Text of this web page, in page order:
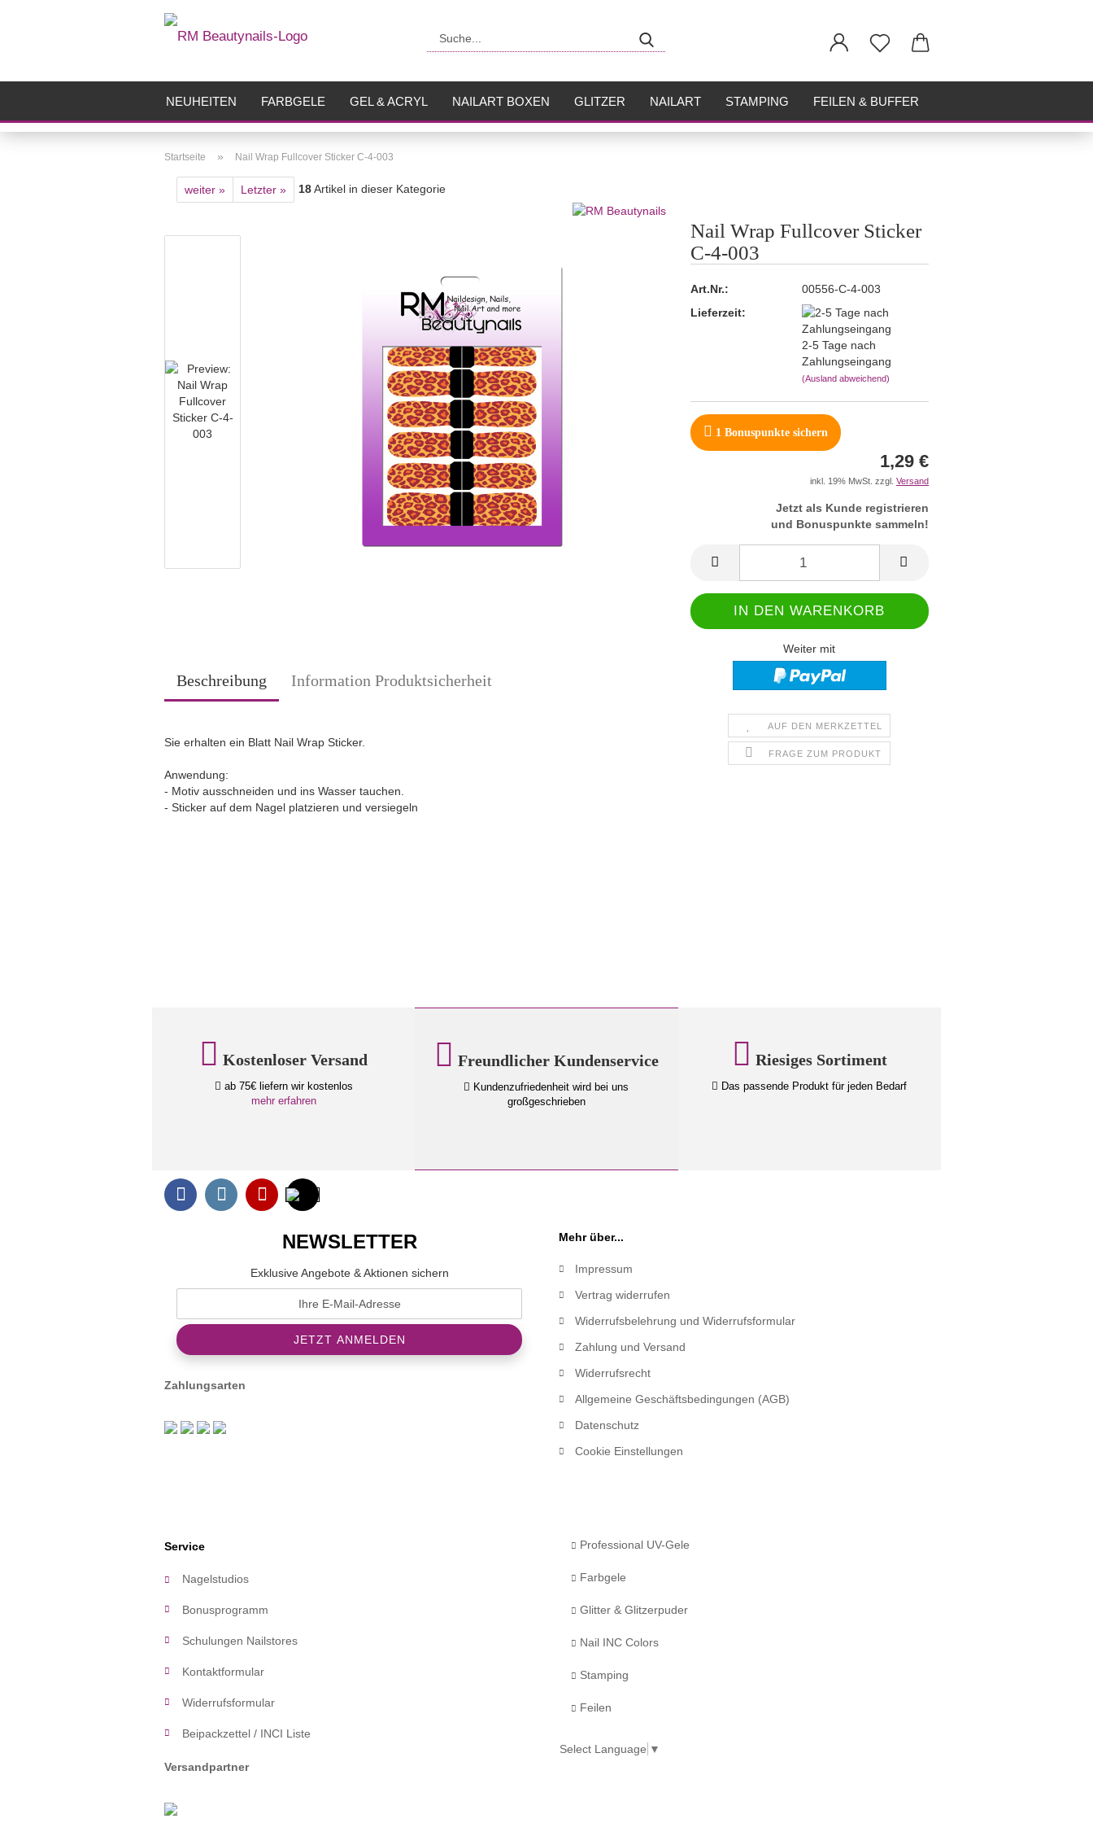
NEUHEITEN FARBGELE GEL & ACRYL NAILART BOXEN GLITZER NAILART STAMPING FEILEN & BUFFER
Startseite » Nail Wrap Fullcover Sticker C-4-003
weiter » Letzter » 18Artikel in dieser Kategorie
Nail Wrap Fullcover Sticker
C-4-003
Art.Nr.:
00556-C-4-003
Lieferzeit:
2-5 Tage nach
Zahlungseingang
(Ausland abweichend)
1Bonuspunkte sichern
1,29 €
inkl. 19% MwSt. zzgl. Versand
Jetzt als Kunde registrieren
und Bonuspunkte sammeln!
Weiter mit
AUF DEN MERKZETTEL
FRAGE ZUM PRODUKT
Beschreibung Information Produktsicherheit
Sie erhalten ein Blatt Nail Wrap Sticker.
Anwendung:
- Motiv ausschneiden und ins Wasser tauchen.
- Sticker auf dem Nagel platzieren und versiegeln
Kostenloser Versand
ab 75€ liefern wir kostenlos
mehr erfahren
Freundlicher Kundenservice
Kundenzufriedenheit wird bei uns
großgeschrieben
Riesiges Sortiment
Das passende Produkt für jeden Bedarf
NEWSLETTER
Exklusive Angebote & Aktionen sichern
Zahlungsarten
Mehr über...
Impressum
Vertrag widerrufen
Widerrufsbelehrung und Widerrufsformular
Zahlung und Versand
Widerrufsrecht
Allgemeine Geschäftsbedingungen (AGB)
Datenschutz
Cookie Einstellungen
Service
Nagelstudios
Bonusprogramm
Schulungen Nailstores
Kontaktformular
Widerrufsformular
Beipackzettel / INCI Liste
Versandpartner
Professional UV-Gele
Farbgele
Glitter & Glitzerpuder
Nail INC Colors
Stamping
Feilen
Select Language ▼